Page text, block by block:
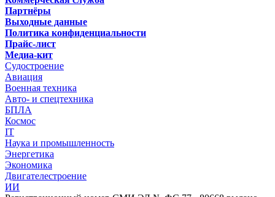
Партнёры
Выходные данные
Политика конфиденциальности
Прайс-лист
Медиа-кит
Судостроение
Авиация
Военная техника
Авто- и спецтехника
БПЛА
Космос
IT
Наука и промышленность
Энергетика
Экономика
Двигателестроение
ИИ